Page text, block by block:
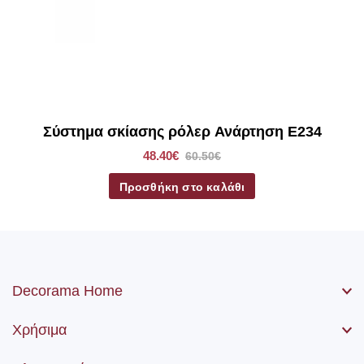
Σύστημα σκίασης ρόλερ Ανάρτηση E234
48.40€ 60.50€
Προσθήκη στο καλάθι
Decorama Home
Χρήσιμα